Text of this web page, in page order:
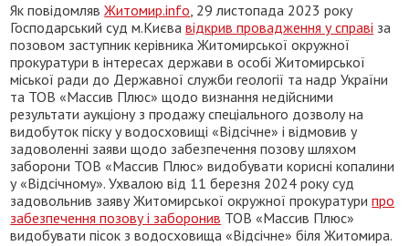
Як повідомлявЖитомир.info, 29 листопада 2023 року
Господарський суд м.Києва відкрив провадження у справі за
позовом заступник керівника Житомирської окружної
прокуратури в інтересах держави в особі Житомирської
міської ради до Державної служби геології та надр України
та ТОВ «Массив Плюс» щодо визнання недійсними
результати аукціону з продажу спеціального дозволу на
видобуток піску у водосховищі «Відсічне» і відмовив у
задоволенні заяви щодо забезпечення позову шляхом
заборони ТОВ «Массив Плюс» видобувати корисні копалини
у «Відсічному». Ухвалою від 11 березня 2024 року суд
задовольнив заяву Житомирської окружної прокуратурипро
забезпечення позову і заборонив ТОВ «Массив Плюс»
видобувати пісок з водосховища «Відсічне» біля Житомира.